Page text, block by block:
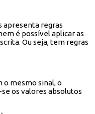
apresenta regras
é possível aplicar as
Ou seja, tem regras
o mesmo sinal, o
os valores absolutos